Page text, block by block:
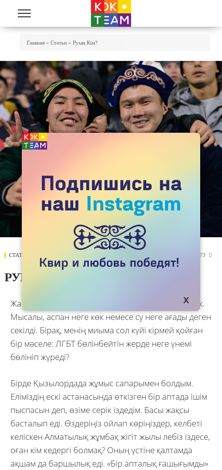
Перейти к основному содержанию
Главная » Статьи » Руың Кiм?
СТАТЬИ 7673 
РУЫҢ КIМ?
Жаһанда адам ақылына қонымды заттар жетерлік.
Мысалы, аспан неге көк немесе су неге ағады деген
секілді. Бірақ, менің миыма сол күйі кірмей қойған
бір мәселе: ЛГБТ бөлінбейтін жерде неге үнемі
бөлініп жүреді?
Бірде Қызылордада жұмыс сапарымен болдым.
Еліміздің ескі астанасында өткізген бір аптада ішім
пыспасын деп, өзіме серік іздедім. Басы жақсы
басталып еді. Өздеріңіз ойлап көріңіздер, келбеті
келіскен Алматылық жұмбақ жігіт жылы лебіз іздесе,
оған кім кедергі болмақ? Оның үстіне қалтамда
ақшам да баршылық еді. «Бір апталық ғашығымды»